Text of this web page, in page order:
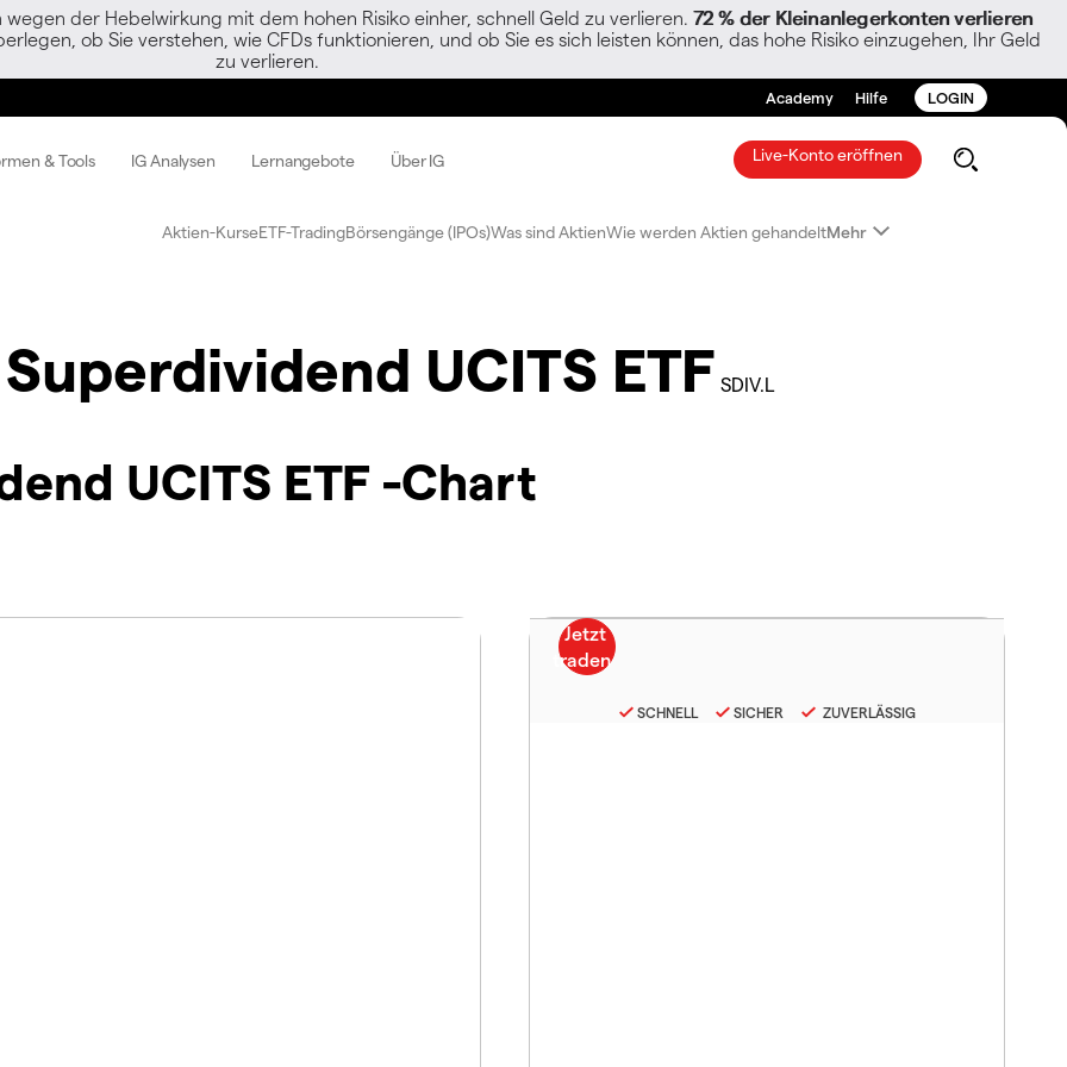
der Hebelwirkung mit dem hohen Risiko einher, schnell Geld zu verlieren. 72 % der Kleinanlegerkonten verlieren
ob Sie verstehen, wie CFDs funktionieren, und ob Sie es sich leisten können, das hohe Risiko einzugehen, Ihr Geld
zu verlieren.
Academy Hilfe LOGIN
& Tools IG Analysen Lernangebote Über IG Live-Konto eröffnen
Aktien-KurseETF-TradingBörsengänge (IPOs)Was sind AktienWie werden Aktien gehandeltMehr
UCITS ETF SDIV.L
UCITS ETF -Chart
SCHNELL SICHER ZUVERLÄSSIG